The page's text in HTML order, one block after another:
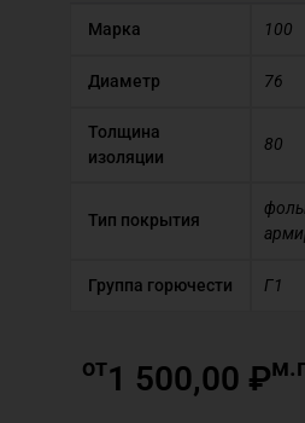
Марка 100
Диаметр 76
Толщина
изоляции
80
Тип покрытия
Группа горючести Г1
от1 500,00 ₽